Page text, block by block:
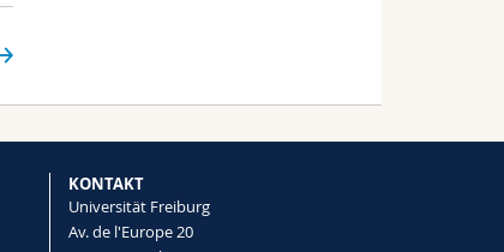
KONTAKT
Universität Freiburg
Av. de l'Europe 20